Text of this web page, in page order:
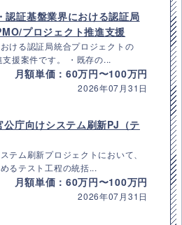
認証基盤業界における認証局
プロジェクト推進支援
ける認証局統合プロジェクトの
援案件です。 ・既存の...
月額単価：60万円〜100万円
2026年07月31日
公庁向けシステム刷新PJ（テ
テム刷新プロジェクトにおいて、
るテスト工程の統括...
月額単価：60万円〜100万円
2026年07月31日